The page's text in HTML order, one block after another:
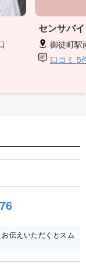
センサバイ
御徒町駅
口コミ 5
お伝えいただくとスム